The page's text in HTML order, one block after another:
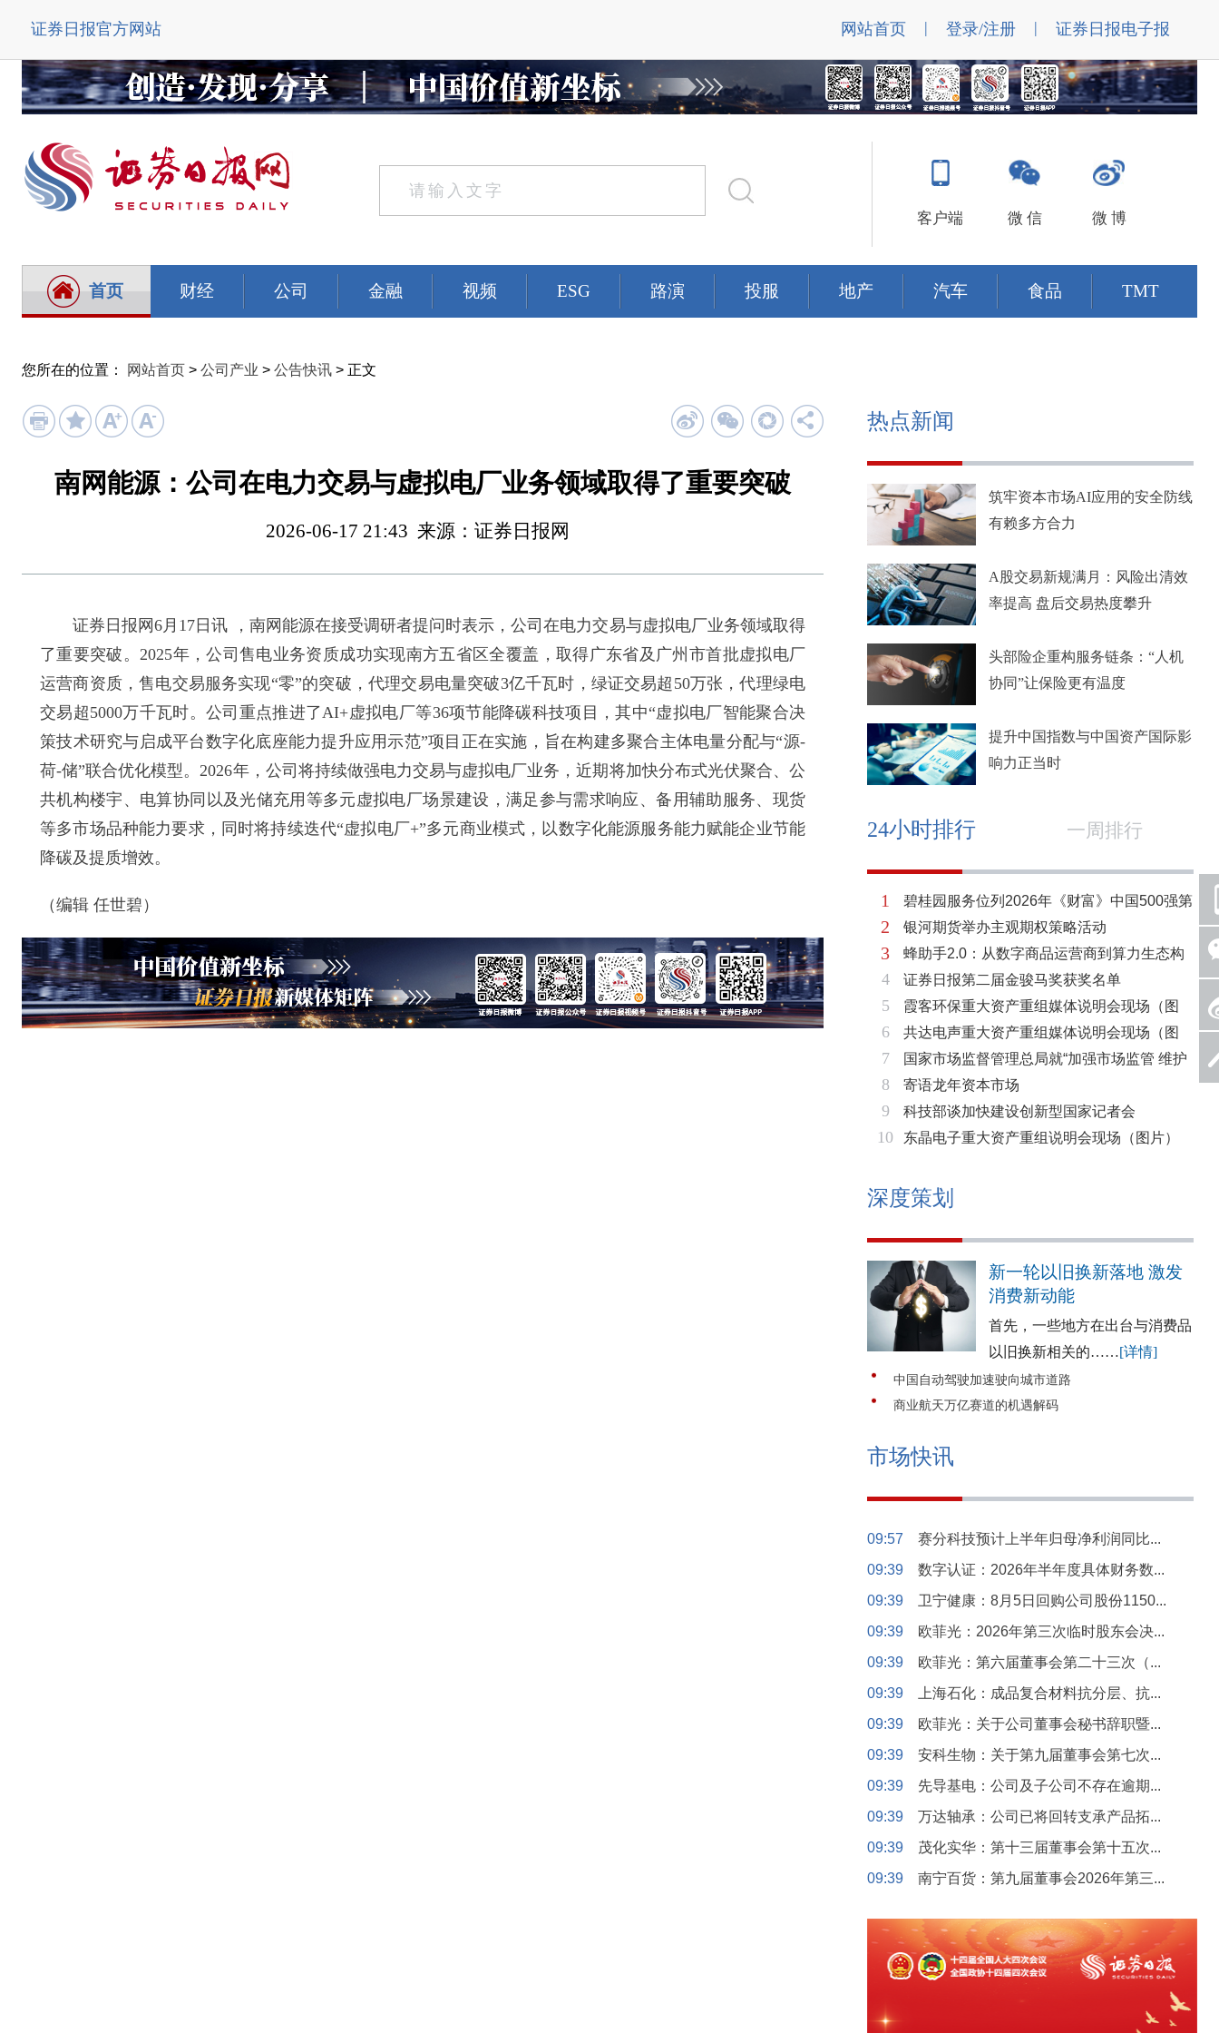
证券日报官方网站 网站首页 | 登录/注册 | 证券日报电子报
客户端 微 信 微 博
首页 财经 公司 金融 视频 ESG 路演 投服 地产 汽车 食品 TMT
您所在的位置： 网站首页 > 公司产业 > 公告快讯 > 正文
南网能源：公司在电力交易与虚拟电厂业务领域取得了重要突破
2026-06-17 21:43 来源：证券日报网
证券日报网6月17日讯 ，南网能源在接受调研者提问时表示，公司在电力交易与虚拟电厂业务领域取得
了重要突破。2025年，公司售电业务资质成功实现南方五省区全覆盖，取得广东省及广州市首批虚拟电厂
运营商资质，售电交易服务实现“零”的突破，代理交易电量突破3亿千瓦时，绿证交易超50万张，代理绿电
交易超5000万千瓦时。公司重点推进了AI+虚拟电厂等36项节能降碳科技项目，其中“虚拟电厂智能聚合决
策技术研究与启成平台数字化底座能力提升应用示范”项目正在实施，旨在构建多聚合主体电量分配与“源-
荷-储”联合优化模型。2026年，公司将持续做强电力交易与虚拟电厂业务，近期将加快分布式光伏聚合、公
共机构楼宇、电算协同以及光储充用等多元虚拟电厂场景建设，满足参与需求响应、备用辅助服务、现货
等多市场品种能力要求，同时将持续迭代“虚拟电厂+”多元商业模式，以数字化能源服务能力赋能企业节能
降碳及提质增效。
（编辑 任世碧）
热点新闻
筑牢资本市场AI应用的安全防线
有赖多方合力
A股交易新规满月：风险出清效
率提高 盘后交易热度攀升
头部险企重构服务链条：“人机
协同”让保险更有温度
提升中国指数与中国资产国际影
响力正当时
24小时排行 一周排行
1
2
3
4
5
6
7
8
9
10
碧桂园服务位列2026年《财富》中国500强第
321位 排名稳步上升彰显发展韧性
银河期货举办主观期权策略活动
蜂助手2.0：从数字商品运营商到算力生态构
建者的跃迁
证券日报第二届金骏马奖获奖名单
霞客环保重大资产重组媒体说明会现场（图
片）
共达电声重大资产重组媒体说明会现场（图
片）
国家市场监督管理总局就“加强市场监管 维护
市场秩序”答记者问
寄语龙年资本市场
科技部谈加快建设创新型国家记者会
东晶电子重大资产重组说明会现场（图片）
深度策划
新一轮以旧换新落地 激发
消费新动能
首先，一些地方在出台与消费品
以旧换新相关的……[详情]
中国自动驾驶加速驶向城市道路
商业航天万亿赛道的机遇解码
市场快讯
09:57
赛分科技预计上半年归母净利润同比...
09:39
数字认证：2026年半年度具体财务数...
09:39
卫宁健康：8月5日回购公司股份1150...
09:39
欧菲光：2026年第三次临时股东会决...
09:39
欧菲光：第六届董事会第二十三次（...
09:39
上海石化：成品复合材料抗分层、抗...
09:39
欧菲光：关于公司董事会秘书辞职暨...
09:39
安科生物：关于第九届董事会第七次...
09:39
先导基电：公司及子公司不存在逾期...
09:39
万达轴承：公司已将回转支承产品拓...
09:39
茂化实华：第十三届董事会第十五次...
09:39
南宁百货：第九届董事会2026年第三...